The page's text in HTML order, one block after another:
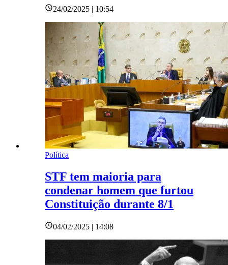
24/02/2025 | 10:54
Política
STF tem maioria para
condenar homem que furtou
Constituição durante 8/1
04/02/2025 | 14:08